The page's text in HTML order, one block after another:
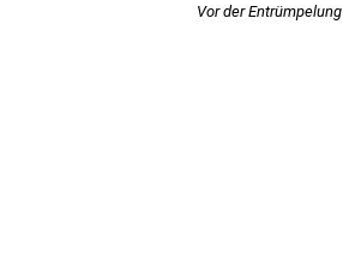
Vor der Entrümpelung